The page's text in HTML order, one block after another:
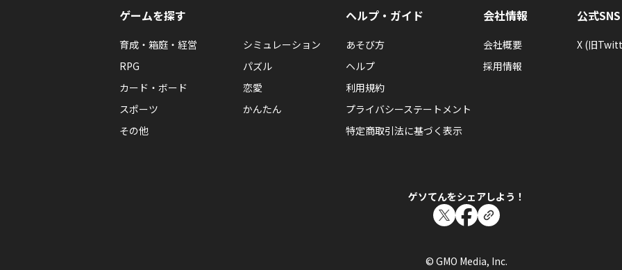
ゲームを探す
育成・箱庭・経営
シミュレーション
RPG
パズル
カード・ボード
恋愛
スポーツ
かんたん
その他
ヘルプ・ガイド
あそび方
ヘルプ
利用規約
プライバシーステートメント
特定商取引法に基づく表示
会社情報
会社概要
採用情報
公式SNS
X (旧
ゲソてんをシェアしよう！
© GMO Media, Inc.